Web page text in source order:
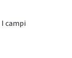
I campi